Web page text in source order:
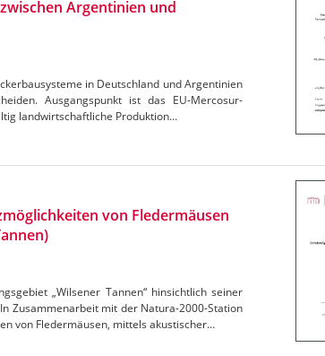
Argentinien und
in Deutschland und Argentinien
Ausgangspunkt ist das EU-Mercosur-
landwirtschaftliche Produktion…
von Fledermäusen
„Wilsener Tannen“ hinsichtlich seiner
Zusammenarbeit mit der Natura-2000-Station
von Fledermäusen, mittels akustischer…